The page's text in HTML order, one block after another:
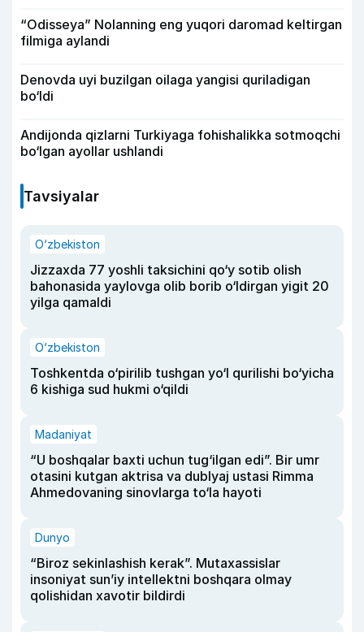
“Odisseya” Nolanning eng yuqori daromad keltirgan
filmiga aylandi
Denovda uyi buzilgan oilaga yangisi quriladigan
bo‘ldi
Andijonda qizlarni Turkiyaga fohishalikka sotmoqchi
bo‘lgan ayollar ushlandi
Tavsiyalar
O‘zbekiston
Jizzaxda 77 yoshli taksichini qo‘y sotib olish
bahonasida yaylovga olib borib o‘ldirgan yigit 20
yilga qamaldi
O‘zbekiston
Toshkentda o‘pirilib tushgan yo‘l qurilishi bo‘yicha
6 kishiga sud hukmi o‘qildi
Madaniyat
“U boshqalar baxti uchun tug‘ilgan edi”. Bir umr
otasini kutgan aktrisa va dublyaj ustasi Rimma
Ahmedovaning sinovlarga to‘la hayoti
Dunyo
“Biroz sekinlashish kerak”. Mutaxassislar
insoniyat sun’iy intellektni boshqara olmay
qolishidan xavotir bildirdi